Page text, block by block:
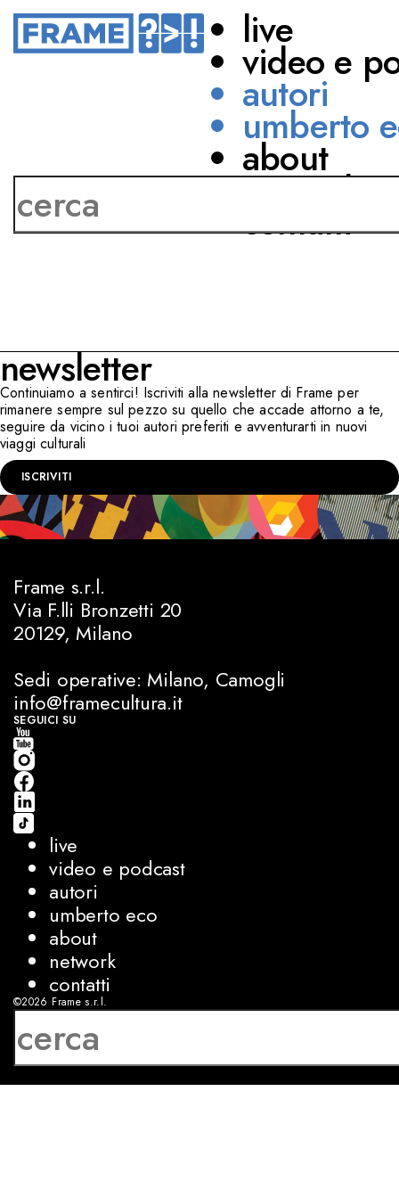
live
video e
autori
umberto
about
network
contatti
Ilaria Tuti
newsletter
Continuiamo a sentirci! Iscriviti alla newsletter di Frame per
rimanere sempre sul pezzo su quello che accade attorno a te,
seguire da vicino i tuoi autori preferiti e avventurarti in nuovi
viaggi culturali
ISCRIVITI
Frame s.r.l.
Via F.lli Bronzetti 20
20129, Milano
Sedi operative: Milano, Camogli
info@framecultura.it
SEGUICI SU
live
video e podcast
autori
umberto eco
about
network
contatti
©2026 Frame s.r.l.
P.IVA 08927250962
sviluppo:Luca Bunino